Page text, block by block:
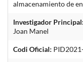
almacenamiento de
Investigador Principal:
Joan Manel
Codi Oficial: